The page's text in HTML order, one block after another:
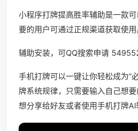
小程序打牌提高胜率辅助是一款
要的用户可通过正规渠道获取使用
辅助安装，可QQ搜索申请
手机打牌可以一键让你轻松成为“
牌系统规律，只需要输入自己想
想分享给好友或者使用手机打牌AI